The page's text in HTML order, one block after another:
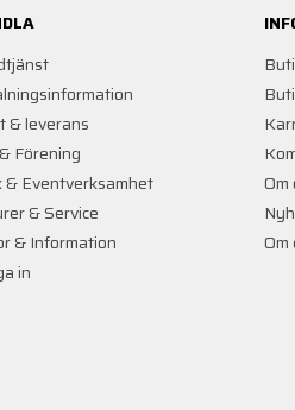
& leverans
Förening
& Eventverksamhet
& Service
& Information
in
Om
Om